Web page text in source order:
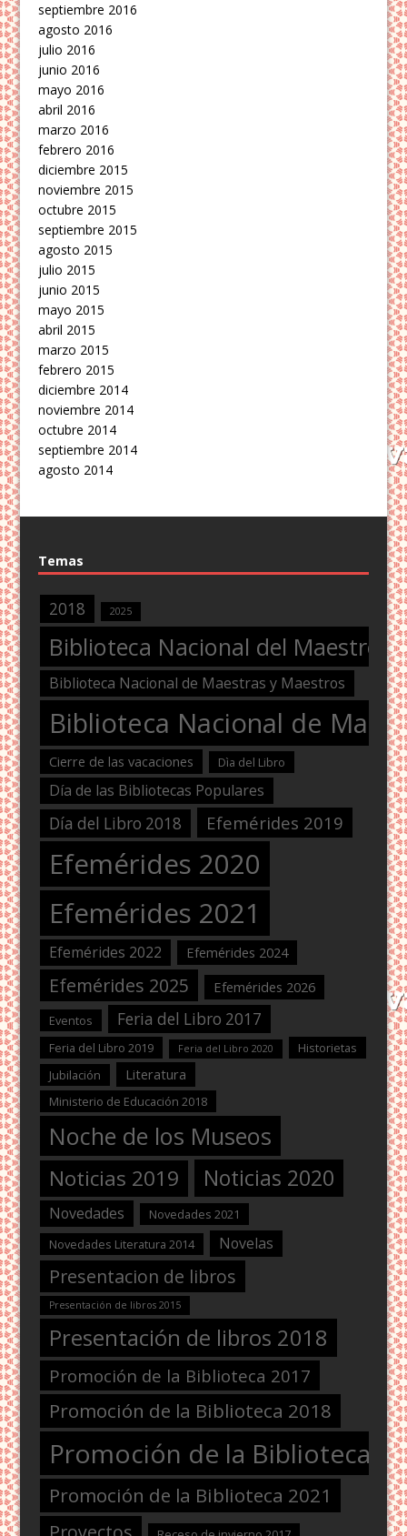
septiembre 2016
agosto 2016
julio 2016
junio 2016
mayo 2016
abril 2016
marzo 2016
febrero 2016
diciembre 2015
noviembre 2015
octubre 2015
septiembre 2015
agosto 2015
julio 2015
junio 2015
mayo 2015
abril 2015
marzo 2015
febrero 2015
diciembre 2014
noviembre 2014
octubre 2014
septiembre 2014
agosto 2014
Temas
2018 2025
Biblioteca Nacional del Maestro
Biblioteca Nacional de Maestras y Maestros
Biblioteca Nacional de
Cierre de las vacaciones Dìa del Libro
Día de las Bibliotecas Populares
Día del Libro 2018 Efemérides 2019
Efemérides 2020
Efemérides 2021
Efemérides 2022 Efemérides 2024
Efemérides 2025 Efemérides 2026
Eventos Feria del Libro 2017
Feria del Libro 2019 Feria del Libro 2020
Historietas
Jubilación
Literatura
Ministerio de Educación 2018
Noche de los Museos
Noticias 2019 Noticias 2020
Novedades
Novedades 2021
Novedades Literatura 2014
Novelas
Presentacion de libros
Presentación de libros 2015
Presentación de libros 2018
Promoción de la Biblioteca 2017
Promoción de la Biblioteca 2018
Promoción de la Biblioteca
Promoción de la Biblioteca 2021